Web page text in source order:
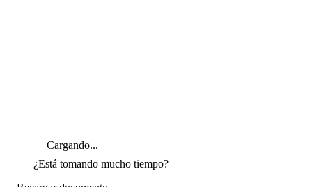
Cargando...
¿Está tomando mucho tiempo?